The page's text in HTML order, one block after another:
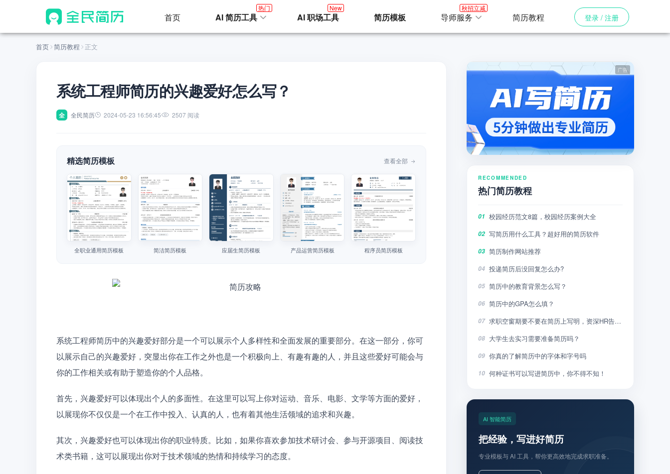
首页 AI 简历工具
热门
AI 职场工具
New
简历模板 导师服务
秋招立减
简历教程 登录 / 注册
首页 简历教程 正文
系统工程师简历的兴趣爱好怎么写？
全 全民简历 2024-05-23 16:56:45 2507 阅读
精选简历模板 查看全部
全职业通用简历模板 简洁简历模板 应届生简历模板 产品运营简历模板 程序员简历模板
系统工程师简历中的兴趣爱好部分是一个可以展示个人多样性和全面发展的重要部分。在这一部分，你可
以展示自己的兴趣爱好，突显出你在工作之外也是一个积极向上、有趣有趣的人，并且这些爱好可能会与
你的工作相关或有助于塑造你的个人品格。
首先，兴趣爱好可以体现出个人的多面性。在这里可以写上你对运动、音乐、电影、文学等方面的爱好，
以展现你不仅仅是一个在工作中投入、认真的人，也有着其他生活领域的追求和兴趣。
其次，兴趣爱好也可以体现出你的职业特质。比如，如果你喜欢参加技术研讨会、参与开源项目、阅读技
术类书籍，这可以展现出你对于技术领域的热情和持续学习的态度。
RECOMMENDED
热门简历教程
01 校园经历范文8篇，校园经历案例大全
02 写简历用什么工具？超好用的简历软件
03 简历制作网站推荐
04 投递简历后没回复怎么办?
05 简历中的教育背景怎么写？
06 简历中的GPA怎么填？
07 求职空窗期要不要在简历上写明，资深HR告诉你
08 大学生去实习需要准备简历吗？
09 你真的了解简历中的字体和字号吗
10 何种证书可以写进简历中，你不得不知！
AI 智能简历
把经验，写进好简历
专业模板与 AI 工具，帮你更高效地完成求职准备。